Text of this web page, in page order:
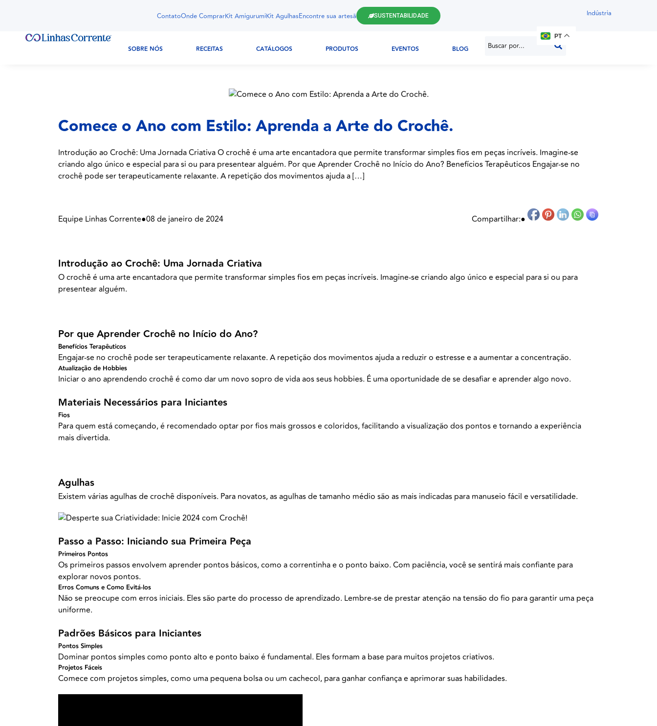
ContatoOnde ComprarKit AmigurumiKit AgulhasEncontre sua artesã SUSTENTABILIDADE Indústria
SOBRE NÓS RECEITAS CATÁLOGOS PRODUTOS EVENTOS BLOG
PT
Comece o Ano com Estilo: Aprenda a Arte do Crochê.
Introdução ao Crochê: Uma Jornada Criativa O crochê é uma arte encantadora que permite transformar simples fios em peças incríveis. Imagine-se
criando algo único e especial para si ou para presentear alguém. Por que Aprender Crochê no Início do Ano? Benefícios Terapêuticos Engajar-se no
crochê pode ser terapeuticamente relaxante. A repetição dos movimentos ajuda a […]
Equipe Linhas Corrente●08 de janeiro de 2024 Compartilhar:●
Introdução ao Crochê: Uma Jornada Criativa
O crochê é uma arte encantadora que permite transformar simples fios em peças incríveis. Imagine-se criando algo único e especial para si ou para
presentear alguém.
Por que Aprender Crochê no Início do Ano?
Benefícios Terapêuticos
Engajar-se no crochê pode ser terapeuticamente relaxante. A repetição dos movimentos ajuda a reduzir o estresse e a aumentar a concentração.
Atualização de Hobbies
Iniciar o ano aprendendo crochê é como dar um novo sopro de vida aos seus hobbies. É uma oportunidade de se desafiar e aprender algo novo.
Materiais Necessários para Iniciantes
Fios
Para quem está começando, é recomendado optar por fios mais grossos e coloridos, facilitando a visualização dos pontos e tornando a experiência
mais divertida.
Agulhas
Existem várias agulhas de crochê disponíveis. Para novatos, as agulhas de tamanho médio são as mais indicadas para manuseio fácil e versatilidade.
Passo a Passo: Iniciando sua Primeira Peça
Primeiros Pontos
Os primeiros passos envolvem aprender pontos básicos, como a correntinha e o ponto baixo. Com paciência, você se sentirá mais confiante para
explorar novos pontos.
Erros Comuns e Como Evitá-los
Não se preocupe com erros iniciais. Eles são parte do processo de aprendizado. Lembre-se de prestar atenção na tensão do fio para garantir uma peça
uniforme.
Padrões Básicos para Iniciantes
Pontos Simples
Dominar pontos simples como ponto alto e ponto baixo é fundamental. Eles formam a base para muitos projetos criativos.
Projetos Fáceis
Comece com projetos simples, como uma pequena bolsa ou um cachecol, para ganhar confiança e aprimorar suas habilidades.